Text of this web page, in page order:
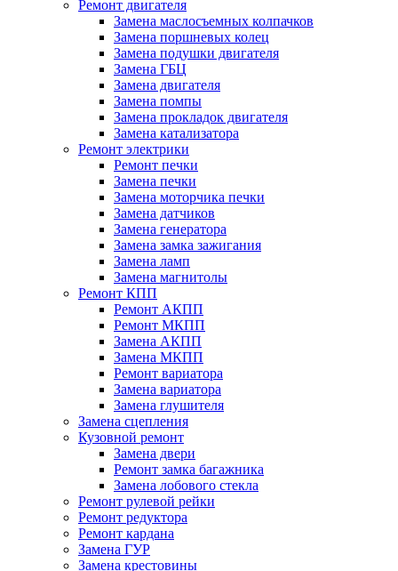
Ремонт двигателя
Замена маслосъемных колпачков
Замена поршневых колец
Замена подушки двигателя
Замена ГБЦ
Замена двигателя
Замена помпы
Замена прокладок двигателя
Замена катализатора
Ремонт электрики
Ремонт печки
Замена печки
Замена моторчика печки
Замена датчиков
Замена генератора
Замена замка зажигания
Замена ламп
Замена магнитолы
Ремонт КПП
Ремонт АКПП
Ремонт МКПП
Замена АКПП
Замена МКПП
Ремонт вариатора
Замена вариатора
Замена глушителя
Замена сцепления
Кузовной ремонт
Замена двери
Ремонт замка багажника
Замена лобового стекла
Ремонт рулевой рейки
Ремонт редуктора
Ремонт кардана
Замена ГУР
Замена крестовины